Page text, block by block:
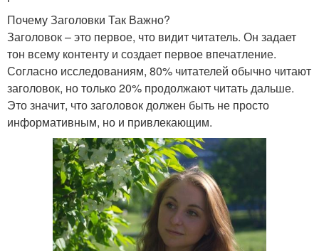
Почему Заголовки Так Важно?
Заголовок – это первое, что видит читатель. Он задает
тон всему контенту и создает первое впечатление.
Согласно исследованиям, 80% читателей обычно читают
заголовок, но только 20% продолжают читать дальше.
Это значит, что заголовок должен быть не просто
информативным, но и привлекающим.